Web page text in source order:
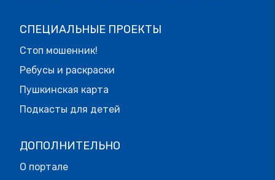
СПЕЦИАЛЬНЫЕ ПРОЕКТЫ
Стоп мошенник!
Ребусы и раскраски
Пушкинская карта
Подкасты для детей
ДОПОЛНИТЕЛЬНО
О портале